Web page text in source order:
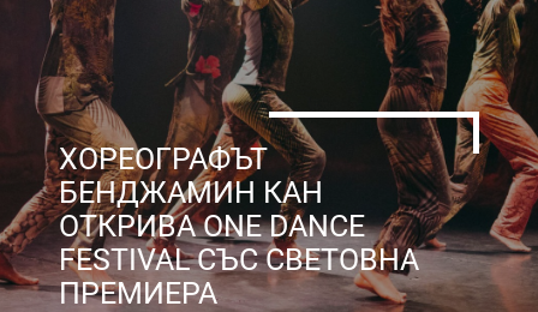
ХОРЕОГРАФЪТ
БЕНДЖАМИН КАН
ОТКРИВА ONE DANCE
FESTIVAL СЪС СВЕТОВНА
ПРЕМИЕРА